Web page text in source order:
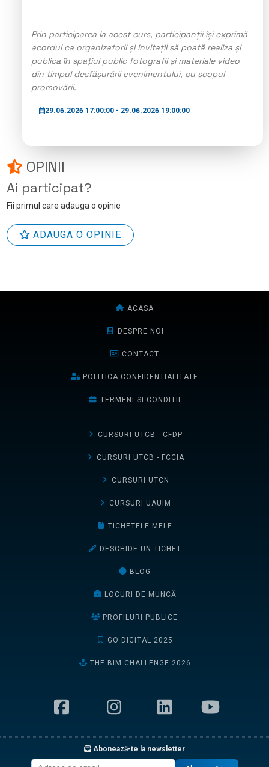
Prin participarea la acest curs, participanții își exprimă
acordul ca organizatorii și invitații să poată realiza și
publica în spațiul public fotografii și materiale video
din timpul desfășurării evenimentului, cu scopul
promovării.
29.06.2026 17:00:00 - 29.06.2026 19:00:00
OPINII
Ai participat?
Fii primul care adauga o opinie
ADAUGA O OPINIE
ACASA
DESPRE NOI
CONTACT
POLITICA CONFIDENTIALITATE
TERMENI SI CONDITII
CURSURI UTCB - CFDP
CURSURI UTCB - FCCIA
CURSURI UTCN
CURSURI UAUIM
TICHETELE MELE
DESCHIDE UN TICHET
BLOG
LOCURI DE MUNCĂ
PROFILURI PUBLICE
GO DIGITAL 2025
THE BIM CHALLENGE 2026
Abonează-te la newsletter